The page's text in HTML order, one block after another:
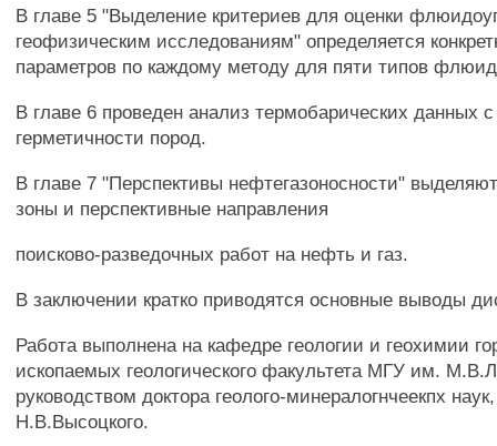
В главе 5 "Выделение критериев для оценки
геофизическим исследованиям" определяется
параметров по каждому методу для пяти типов
В главе 6 проведен анализ термобарических данных с
герметичности пород.
В главе 7 "Перспективы нефтегазоносности"
зоны и перспективные направления
поисково-разведочных работ на нефть и газ.
В заключении кратко приводятся основные выводы
Работа выполнена на кафедре геологии и геохимии
ископаемых геологического факультета МГУ им.
руководством доктора геолого-минералогнчеекпх
Н.В.Высоцкого.